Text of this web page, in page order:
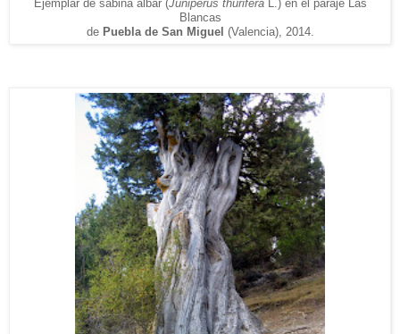
Ejemplar de sabina albar (Juniperus thuriferaL.) en el paraje Las
Blancas
de Puebla de San Miguel (Valencia), 2014.